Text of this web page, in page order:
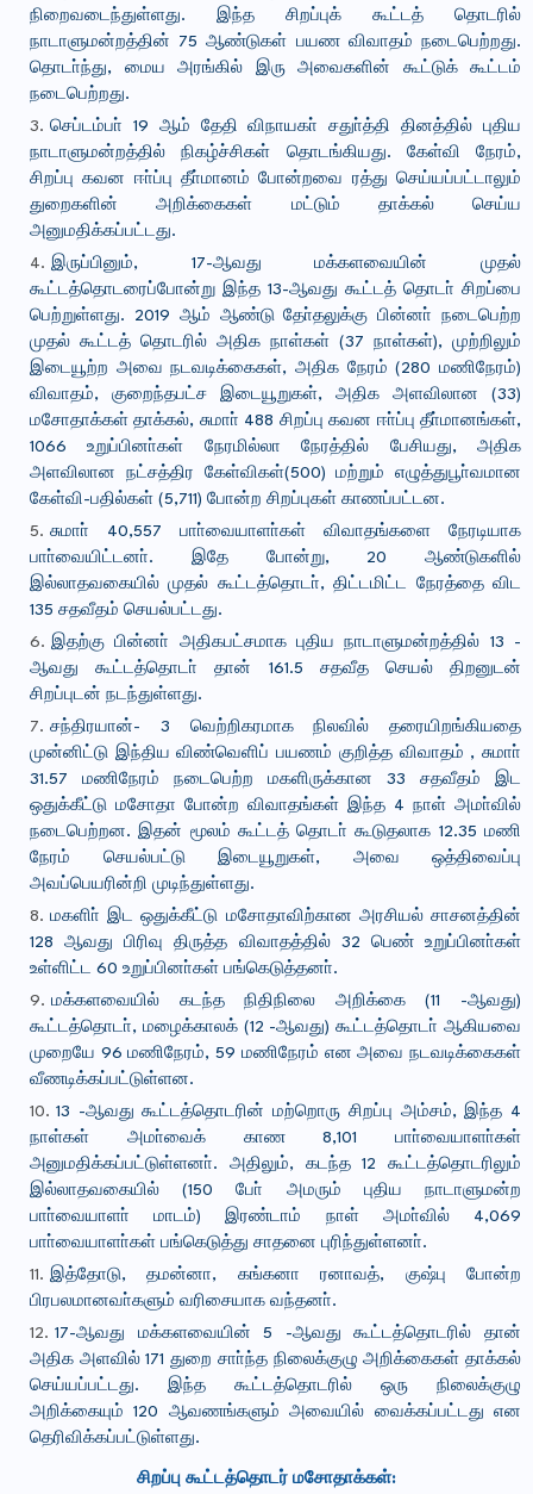
நிறைவடைந்துள்ளது. இந்த சிறப்புக் கூட்டத் தொடரில்
நாடாளுமன்றத்தின் 75 ஆண்டுகள் பயண விவாதம் நடைபெற்றது.
தொடா்ந்து, மைய அரங்கில் இரு அவைகளின் கூட்டுக் கூட்டம்
நடைபெற்றது.
செப்டம்பா் 19 ஆம் தேதி விநாயகா் சதுா்த்தி தினத்தில் புதிய
நாடாளுமன்றத்தில் நிகழ்ச்சிகள் தொடங்கியது. கேள்வி நேரம்,
சிறப்பு கவன ஈா்ப்பு தீா்மானம் போன்றவை ரத்து செய்யப்பட்டாலும்
துறைகளின் அறிக்கைகள் மட்டும் தாக்கல் செய்ய
அனுமதிக்கப்பட்டது.
இருப்பினும், 17-ஆவது மக்களவையின் முதல்
கூட்டத்தொடரைப்போன்று இந்த 13-ஆவது கூட்டத் தொடா் சிறப்பை
பெற்றுள்ளது. 2019 ஆம் ஆண்டு தோ்தலுக்கு பின்னா் நடைபெற்ற
முதல் கூட்டத் தொடரில் அதிக நாள்கள் (37 நாள்கள்), முற்றிலும்
இடையூற்ற அவை நடவடிக்கைகள், அதிக நேரம் (280 மணிநேரம்)
விவாதம், குறைந்தபட்ச இடையூறுகள், அதிக அளவிலான (33)
மசோதாக்கள் தாக்கல், சுமாா் 488 சிறப்பு கவன ஈா்ப்பு தீா்மானங்கள்,
1066 உறுப்பினா்கள் நேரமில்லா நேரத்தில் பேசியது, அதிக
அளவிலான நட்சத்திர கேள்விகள்(500) மற்றும் எழுத்துபூா்வமான
கேள்வி-பதில்கள் (5,711) போன்ற சிறப்புகள் காணப்பட்டன.
சுமாா் 40,557 பாா்வையாளா்கள் விவாதங்களை நேரடியாக
பாா்வையிட்டனா். இதே போன்று, 20 ஆண்டுகளில்
இல்லாதவகையில் முதல் கூட்டத்தொடா், திட்டமிட்ட நேரத்தை விட
135 சதவீதம் செயல்பட்டது.
இதற்கு பின்னா் அதிகபட்சமாக புதிய நாடாளுமன்றத்தில் 13 -
ஆவது கூட்டத்தொடா் தான் 161.5 சதவீத செயல் திறனுடன்
சிறப்புடன் நடந்துள்ளது.
சந்திரயான்- 3 வெற்றிகரமாக நிலவில் தரையிறங்கியதை
முன்னிட்டு இந்திய விண்வெளிப் பயணம் குறித்த விவாதம் , சுமாா்
31.57 மணிநேரம் நடைபெற்ற மகளிருக்கான 33 சதவீதம் இட
ஒதுக்கீட்டு மசோதா போன்ற விவாதங்கள் இந்த 4 நாள் அமா்வில்
நடைபெற்றன. இதன் மூலம் கூட்டத் தொடா் கூடுதலாக 12.35 மணி
நேரம் செயல்பட்டு இடையூறுகள், அவை ஒத்திவைப்பு
அவப்பெயரின்றி முடிந்துள்ளது.
மகளிா் இட ஒதுக்கீட்டு மசோதாவிற்கான அரசியல் சாசனத்தின்
128 ஆவது பிரிவு திருத்த விவாதத்தில் 32 பெண் உறுப்பினா்கள்
உள்ளிட்ட 60 உறுப்பினா்கள் பங்கெடுத்தனா்.
மக்களவையில் கடந்த நிதிநிலை அறிக்கை (11 -ஆவது)
கூட்டத்தொடா், மழைக்காலக் (12 -ஆவது) கூட்டத்தொடா் ஆகியவை
முறையே 96 மணிநேரம், 59 மணிநேரம் என அவை நடவடிக்கைகள்
வீணடிக்கப்பட்டுள்ளன.
13 -ஆவது கூட்டத்தொடரின் மற்றொரு சிறப்பு அம்சம், இந்த 4
நாள்கள் அமா்வைக் காண 8,101 பாா்வையாளா்கள்
அனுமதிக்கப்பட்டுள்ளனா். அதிலும், கடந்த 12 கூட்டத்தொடரிலும்
இல்லாதவகையில் (150 போ் அமரும் புதிய நாடாளுமன்ற
பாா்வையாளா் மாடம்) இரண்டாம் நாள் அமா்வில் 4,069
பாா்வையாளா்கள் பங்கெடுத்து சாதனை புரிந்துள்ளனா்.
இத்தோடு, தமன்னா, கங்கனா ரனாவத், குஷ்பு போன்ற
பிரபலமானவா்களும் வரிசையாக வந்தனா்.
17-ஆவது மக்களவையின் 5 -ஆவது கூட்டத்தொடரில் தான்
அதிக அளவில் 171 துறை சாா்ந்த நிலைக்குழு அறிக்கைகள் தாக்கல்
செய்யப்பட்டது. இந்த கூட்டத்தொடரில் ஒரு நிலைக்குழு
அறிக்கையும் 120 ஆவணங்களும் அவையில் வைக்கப்பட்டது என
தெரிவிக்கப்பட்டுள்ளது.
சிறப்பு கூட்டத்தொடர் மசோதாக்கள்: